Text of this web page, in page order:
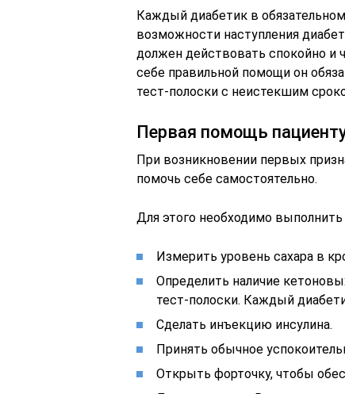
Каждый диабетик в
возможности наступления
должен действовать спокойно и
себе правильной помощи он
тест-полоски с неистекшим
Первая помощь
При возникновении первых
помочь себе самостоятельно.
Для этого необходимо
Измерить уровень сахара в
Определить наличие
тест-полоски. Каждый
Сделать инъекцию инсулина.
Принять обычное
Открыть форточку, чтобы